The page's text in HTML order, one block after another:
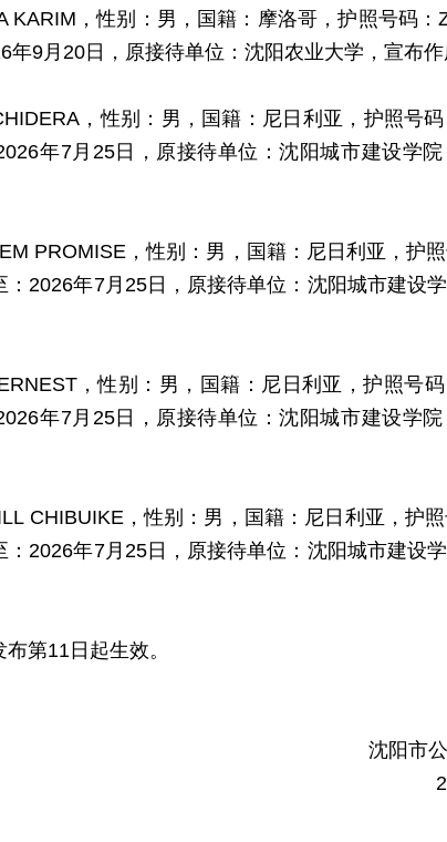
，性别：男，国籍：摩洛哥，护照号码：
9月20日，原接待单位：沈阳农业大学，宣布作
，性别：男，国籍：尼日利亚，护照号码
年7月25日，原接待单位：沈阳城市建设学
PROMISE，性别：男，国籍：尼日利亚，护照
2026年7月25日，原接待单位：沈阳城市建设
，性别：男，国籍：尼日利亚，护照号码
年7月25日，原接待单位：沈阳城市建设学
，性别：男，国籍：尼日利亚，护照
2026年7月25日，原接待单位：沈阳城市建设
第11日起生效。
沈阳市